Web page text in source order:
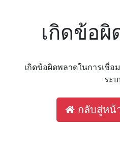
เกิดข้อ
เกิดข้อผิดพลาดในการเชื่
ระ
กลับสู่หน้